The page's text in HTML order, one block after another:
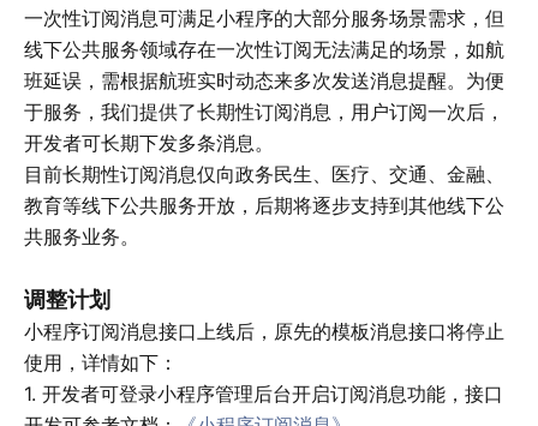
一次性订阅消息可满足小程序的大部分服务场景需求，但
线下公共服务领域存在一次性订阅无法满足的场景，如航
班延误，需根据航班实时动态来多次发送消息提醒。为便
于服务，我们提供了长期性订阅消息，用户订阅一次后，
开发者可长期下发多条消息。
目前长期性订阅消息仅向政务民生、医疗、交通、金融、
教育等线下公共服务开放，后期将逐步支持到其他线下公
共服务业务。
调整计划
小程序订阅消息接口上线后，原先的模板消息接口将停止
使用，详情如下：
1. 开发者可登录小程序管理后台开启订阅消息功能，接口